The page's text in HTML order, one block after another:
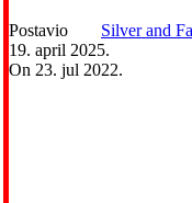
Postavio
Silver and
19. april 2025.
On 23. jul 2022.